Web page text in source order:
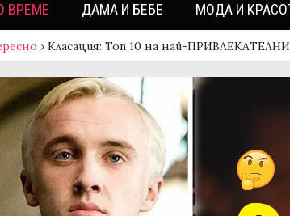
ВРЕМЕ ДАМА И БЕБЕ МОДА И
› Класация: Топ 10 на най-